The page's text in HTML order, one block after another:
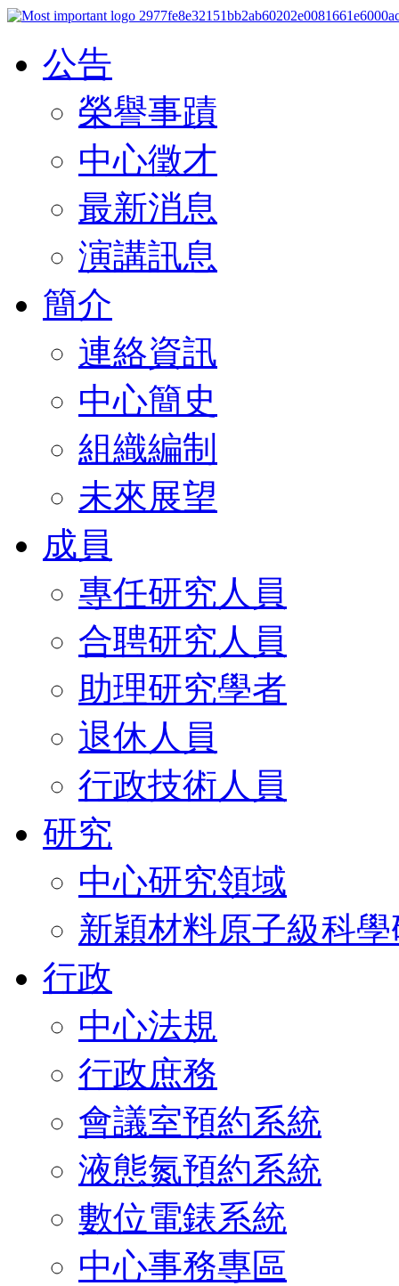
公告
榮譽事蹟
中心徵才
最新消息
演講訊息
簡介
連絡資訊
中心簡史
組織編制
未來展望
成員
專任研究人員
合聘研究人員
助理研究學者
退休人員
行政技術人員
研究
中心研究領域
新穎材料原子級科
行政
中心法規
行政庶務
會議室預約系統
液態氮預約系統
數位電錶系統
中心事務專區